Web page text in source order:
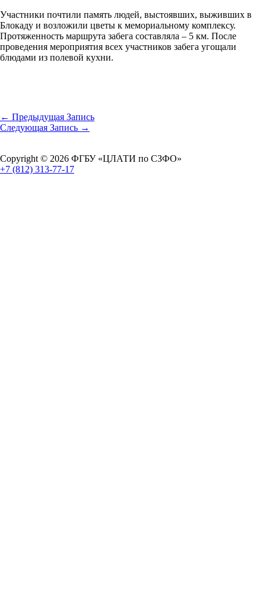
Участники почтили память людей, выстоявших, выживших в
Блокаду и возложили цветы к мемориальному комплексу.
Протяженность маршрута забега составляла – 5 км. После
проведения мероприятия всех участников забега угощали
блюдами из полевой кухни.
← Предыдущая Запись
Следующая Запись →
Copyright © 2026 ФГБУ «ЦЛАТИ по СЗФО»
+7 (812) 313-77-17